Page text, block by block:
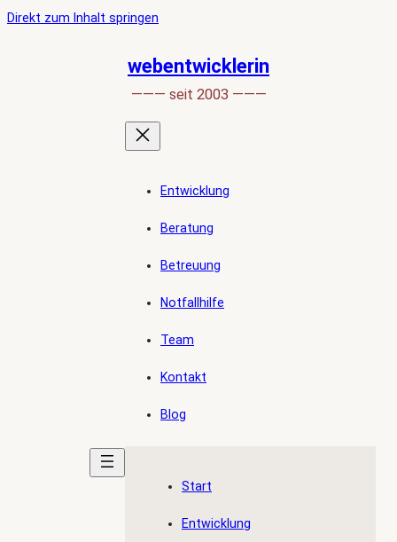
Direkt zum Inhalt springen
den
Anfang
der
Seite
springen
webentwicklerin
——— seit 2003 ———
Entwicklung
Beratung
Betreuung
Notfallhilfe
Team
Kontakt
Blog
Start
Entwicklung